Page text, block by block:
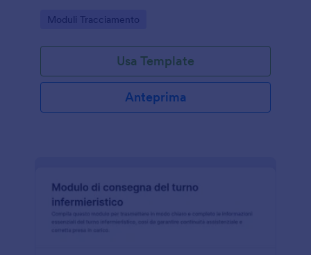
e tracciabile.
Go to Category:
Moduli Tracciamento
Usa Template
Anteprima